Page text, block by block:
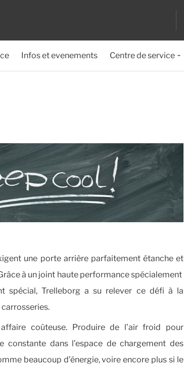
Infos et evenements Centre de service
une porte arrière parfaitement étanche et
à un joint haute performance spécialement
spécial, Trelleborg a su relever ce défi à la
coûteuse. Produire de l’air froid pour
constante dans l’espace de chargement des
beaucoup d’énergie, voire encore plus si le